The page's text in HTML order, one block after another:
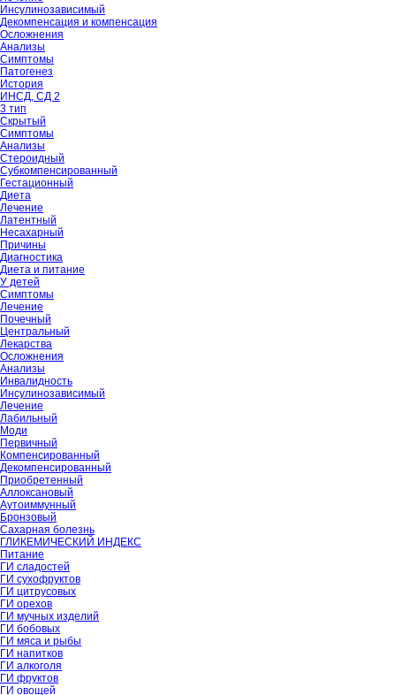
Инсулинозависимый
Декомпенсация и компенсация
Осложнения
Анализы
Симптомы
Патогенез
История
ИНСД, СД 2
3 тип
Скрытый
Симптомы
Анализы
Стероидный
Субкомпенсированный
Гестационный
Диета
Лечение
Латентный
Несахарный
Причины
Диагностика
Диета и питание
У детей
Симптомы
Лечение
Почечный
Центральный
Лекарства
Осложнения
Анализы
Инвалидность
Инсулинозависимый
Лечение
Лабильный
Моди
Первичный
Компенсированный
Декомпенсированный
Приобретенный
Аллоксановый
Аутоиммунный
Бронзовый
Сахарная болезнь
ГЛИКЕМИЧЕСКИЙ ИНДЕКС
Питание
ГИ сладостей
ГИ сухофруктов
ГИ цитрусовых
ГИ орехов
ГИ мучных изделий
ГИ бобовых
ГИ мяса и рыбы
ГИ напитков
ГИ алкоголя
ГИ фруктов
ГИ овощей